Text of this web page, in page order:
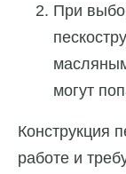
При
могут
Конструкция
работе и